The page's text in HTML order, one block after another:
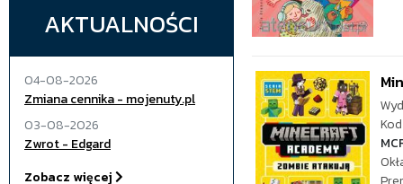
AKTUALNOŚCI
04-08-2026
Zmiana cennika - mojenuty.pl
03-08-2026
Zwrot - Edgard
Zobacz więcej